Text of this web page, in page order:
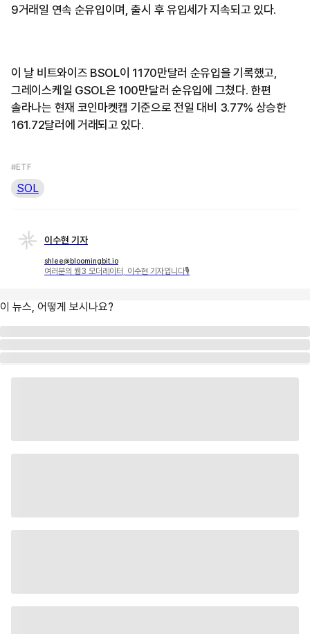
9거래일 연속 순유입이며, 출시 후 유입세가 지속되고 있다.
이 날 비트와이즈 BSOL이 1170만달러 순유입을 기록했고,
그레이스케일 GSOL은 100만달러 순유입에 그쳤다. 한편
솔라나는 현재 코인마켓캡 기준으로 전일 대비 3.77% 상승한
161.72달러에 거래되고 있다.
#ETF
SOL
이수현 기자
shlee@bloomingbit.io
여러분의 웹3 모더레이터, 이수현 기자입니다🎙
이 뉴스, 어떻게 보시나요?